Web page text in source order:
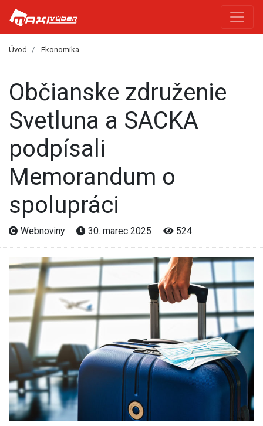
Úvod Ekonomika
Občianske združenie
Svetluna a SACKA
podpísali
Memorandum o
spolupráci
Webnoviny 30. marec 2025 524